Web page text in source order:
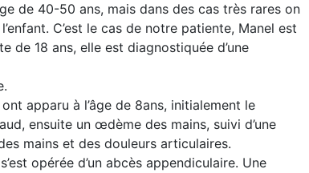
de 40-50 ans, mais dans des cas très rares on
C’est le cas de notre patiente, Manel est
de 18 ans, elle est diagnostiquée d’une
apparu à l’âge de 8ans, initialement le
ensuite un œdème des mains, suivi d’une
mains et des douleurs articulaires.
opérée d’un abcès appendiculaire. Une